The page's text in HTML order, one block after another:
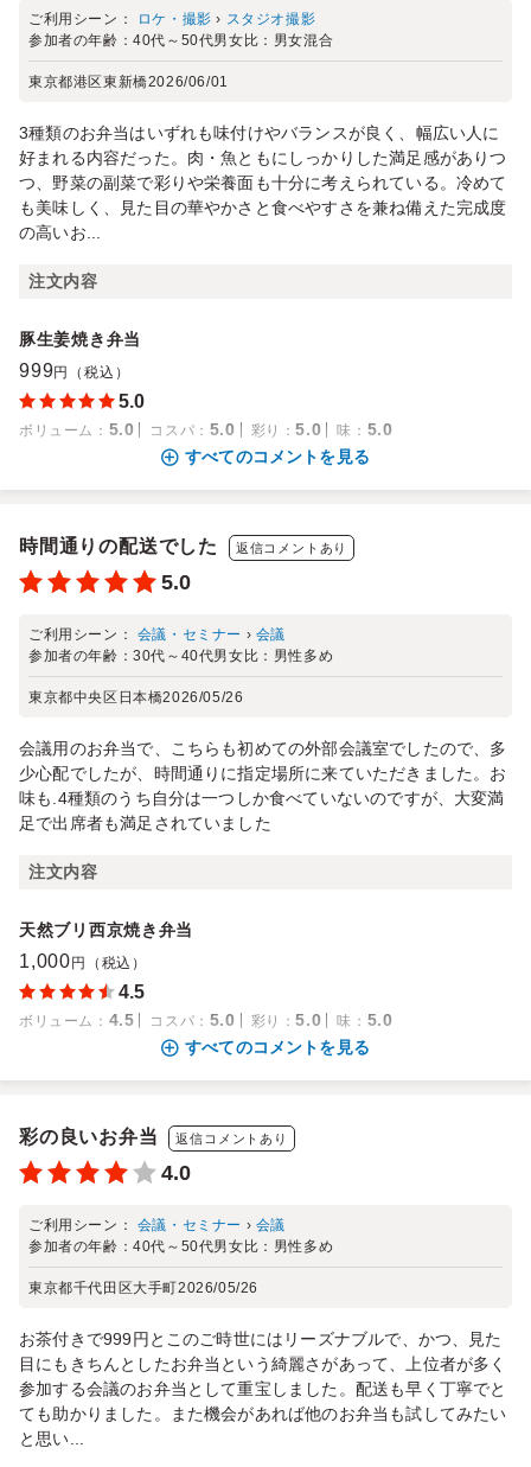
ご利用シーン： ロケ・撮影 › スタジオ撮影
参加者の年齢：40代～50代男女比： 男女混合
東京都港区東新橋2026/06/01
3種類のお弁当はいずれも味付けやバランスが良く、幅広い人に
好まれる内容だった。肉・魚ともにしっかりした満足感がありつ
つ、野菜の副菜で彩りや栄養面も十分に考えられている。冷めて
も美味しく、見た目の華やかさと食べやすさを兼ね備えた完成度
の高いお...
注文内容
豚生姜焼き弁当
999円（税込）
5.0
ボリューム ： 5.0 コスパ ： 5.0 彩り ：5.0 味 ： 5.0
すべてのコメントを見る
時間通りの配送でした 返信コメントあり
5.0
ご利用シーン： 会議・セミナー › 会議
参加者の年齢：30代～40代男女比： 男性多め
東京都中央区日本橋2026/05/26
会議用のお弁当で、こちらも初めての外部会議室でしたので、多
少心配でしたが、時間通りに指定場所に来ていただきました。お
味も.4種類のうち自分は一つしか食べていないのですが、大変満
足で出席者も満足されていました
注文内容
天然ブリ西京焼き弁当
1,000 円（税込）
4.5
ボリューム ： 4.5 コスパ ： 5.0 彩り ：5.0 味 ： 5.0
すべてのコメントを見る
彩の良いお弁当 返信コメントあり
4.0
ご利用シーン： 会議・セミナー › 会議
参加者の年齢：40代～50代男女比： 男性多め
東京都千代田区大手町2026/05/26
お茶付きで999円とこのご時世にはリーズナブルで、かつ、見た
目にもきちんとしたお弁当という綺麗さがあって、上位者が多く
参加する会議のお弁当として重宝しました。配送も早く丁寧でと
ても助かりました。また機会があれば他のお弁当も試してみたい
と思い...